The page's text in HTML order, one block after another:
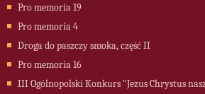
Pro memoria 19
Pro memoria 4
Droga do paszczy smoka, część II
Pro memoria 16
III Ogólnopolski Konkurs "Jezus Chrystus